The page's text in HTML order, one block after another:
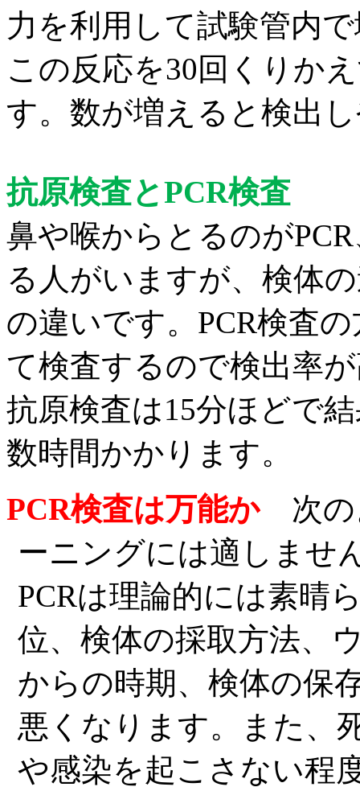
力を利用して試験管内
この反応を30回くりか
す。数が増えると検出
抗原検査とPCR検査
鼻や喉からとるのがPCR
る人がいますが、検体
の違いです。 PCR検査
て検査するので検出率
抗原検査は15分ほどで
数時間かかります。
PCR検査は万能か 次
ーニングには適しませ
PCRは理論的には素晴
位、検体の採取方法、
からの時期、検体の保
悪くなります。また、
や感染を起こさない程